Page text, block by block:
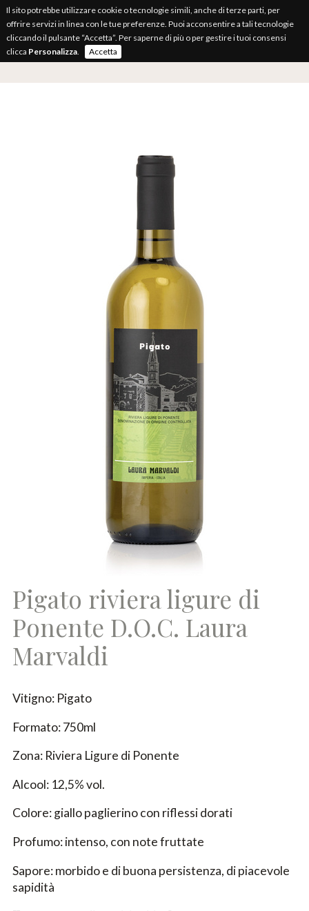
Pigato riviera ligure di
Ponente D.O.C. Laura
Marvaldi
Vitigno: Pigato
Formato: 750ml
Zona: Riviera Ligure di Ponente
Alcool: 12,5% vol.
Colore: giallo paglierino con riflessi dorati
Profumo: intenso, con note fruttate
Sapore: morbido e di buona persistenza, di piacevole
sapidità
Il sito potrebbe utilizzare cookie o tecnologie simili, anche di terze parti, per
offrire servizi in linea con le tue preferenze. Puoi acconsentire a tali tecnologie
cliccando il pulsante “Accetta”. Per saperne di più o per gestire i tuoi consensi
clicca Personalizza. Accetta